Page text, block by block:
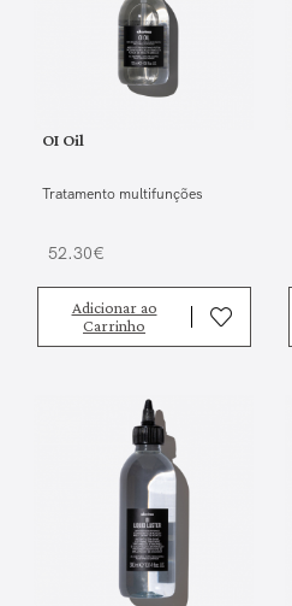
OI Oil
Tratamento multifunções
52.30€
Adicionar ao
Carrinho